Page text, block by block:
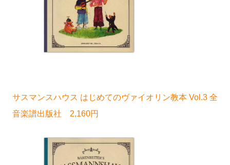
サスマンスハウス はじめてのヴァイオリン教本 Vol.3 全
音楽譜出版社 2,160円